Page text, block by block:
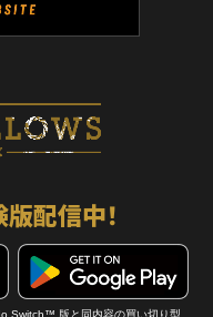
配信中！
Switch™ 版と同内容の買い切り型